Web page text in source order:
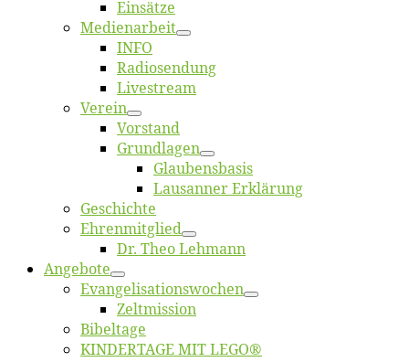
Ein­sät­ze
Me­di­en­ar­beit
INFO
Ra­dio­sen­dung
Live­stream
Ver­ein
Vor­stand
Grund­la­gen
Glaubens­ba­sis
Lausan­ner Erklärung
Ge­schich­te
Eh­ren­mit­glied
Dr. Theo Lehmann
An­ge­bo­te
Evangelisa­tions­wo­chen
Zelt­mis­si­on
Bi­bel­ta­ge
KINDERTAGE MIT LEGO®